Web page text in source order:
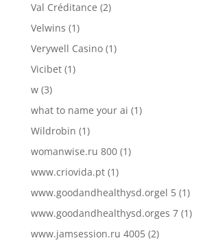
Val Créditance (2)
Velwins (1)
Verywell Casino(1)
Vicibet(1)
w(3)
what to name your ai (1)
Wildrobin (1)
womanwise.ru 800(1)
www.criovida.pt(1)
www.goodandhealthysd.orgel 5(1)
www.goodandhealthysd.orges 7(1)
www.jamsession.ru 4005(2)